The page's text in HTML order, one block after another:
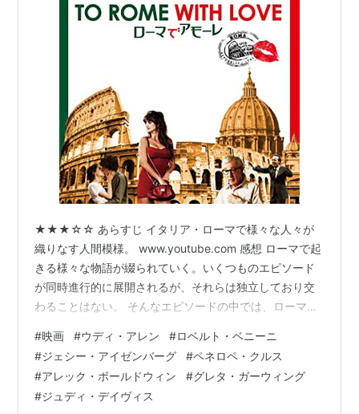
★★★☆☆ あらすじ イタリア・ローマで様々な人々が
織りなす人間模様。 www.youtube.com 感想 ローマで起
きる様々な物語が綴られていく。いくつものエピソード
が同時進行的に展開されるが、それらは独立しており交
わることはない。 そんなエピソードの中では、ローマで
た。妻は道に迷ってイタリアのセクシーな二枚目俳優と
出会い、その帰りを待っていた夫は手違いで娼婦と知り
合う。この二枚目俳優が全然イケメンではなく、髪の薄
い小太りの普通のおじさんにしか見えないのだが、出会
#映画 #ウディ・アレン #ロベルト・ベニーニ
#ジェシー・アイゼンバーグ #ペネロペ・クルス
#アレック・ボールドウィン #グレタ・ガーウィング
#ジュディ・デイヴィス